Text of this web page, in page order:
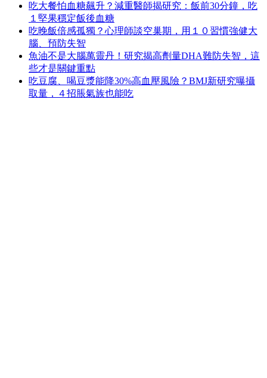
吃大餐怕血糖飆升？減重醫師揭研究：飯前30分鐘，吃
１堅果穩定飯後血糖
吃晚飯倍感孤獨？心理師談空巢期，用１０習慣強健大
腦、預防失智
魚油不是大腦萬靈丹！研究揭高劑量DHA難防失智，這
些才是關鍵重點
吃豆腐、喝豆漿能降30%高血壓風險？BMJ新研究曝攝
取量，４招脹氣族也能吃